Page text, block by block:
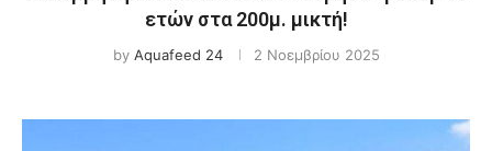
ετών στα 200μ. μικτή!
by Aquafeed 24 2 Νοεμβρίου 2025